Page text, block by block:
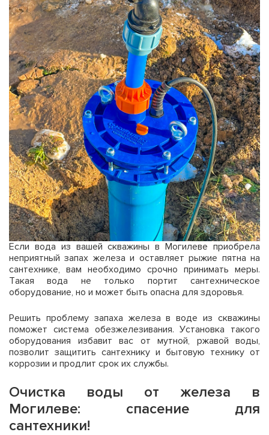
Если вода из вашей скважины в Могилеве приобрела
неприятный запах железа и оставляет рыжие пятна на
сантехнике, вам необходимо срочно принимать меры.
Такая вода не только портит сантехническое
оборудование, но и может быть опасна для здоровья.
Решить проблему запаха железа в воде из скважины
поможет система обезжелезивания. Установка такого
оборудования избавит вас от мутной, ржавой воды,
позволит защитить сантехнику и бытовую технику от
коррозии и продлит срок их службы.
Очистка воды от железа в
Могилеве: спасение для
сантехники!